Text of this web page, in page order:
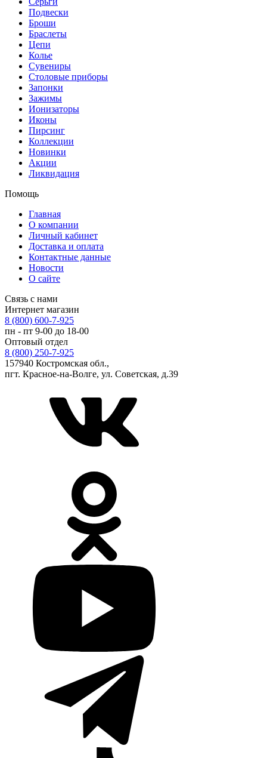
Подвески
Броши
Браслеты
Цепи
Колье
Сувениры
Столовые приборы
Запонки
Зажимы
Ионизаторы
Иконы
Пирсинг
Коллекции
Новинки
Акции
Ликвидация
Помощь
Главная
О компании
Личный кабинет
Доставка и оплата
Контактные данные
Новости
О сайте
Связь с нами
Интернет магазин
8 (800) 600-7-925
пн - пт 9-00 до 18-00
Оптовый отдел
8 (800) 250-7-925
157940 Костромская обл.,
пгт. Красное-на-Волге, ул. Советская, д.39